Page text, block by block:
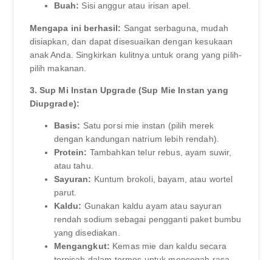
Buah: Sisi anggur atau irisan apel.
Mengapa ini berhasil: Sangat serbaguna, mudah
disiapkan, dan dapat disesuaikan dengan kesukaan
anak Anda. Singkirkan kulitnya untuk orang yang pilih-
pilih makanan.
3. Sup Mi Instan Upgrade (Sup Mie Instan yang
Diupgrade):
Basis: Satu porsi mie instan (pilih merek
dengan kandungan natrium lebih rendah).
Protein: Tambahkan telur rebus, ayam suwir,
atau tahu.
Sayuran: Kuntum brokoli, bayam, atau wortel
parut.
Kaldu: Gunakan kaldu ayam atau sayuran
rendah sodium sebagai pengganti paket bumbu
yang disediakan.
Mengangkut: Kemas mie dan kaldu secara